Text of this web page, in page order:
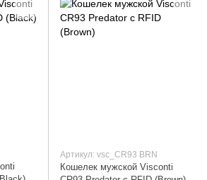
Артикул: vsc_CR93 BRN
Кошелек мужской Visconti